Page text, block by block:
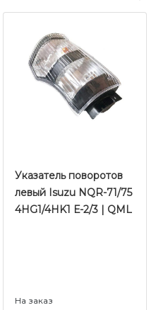
Указатель поворотов
левый Isuzu NQR-71/75
4HG1/4HK1 Е-2/3 | QML
На заказ